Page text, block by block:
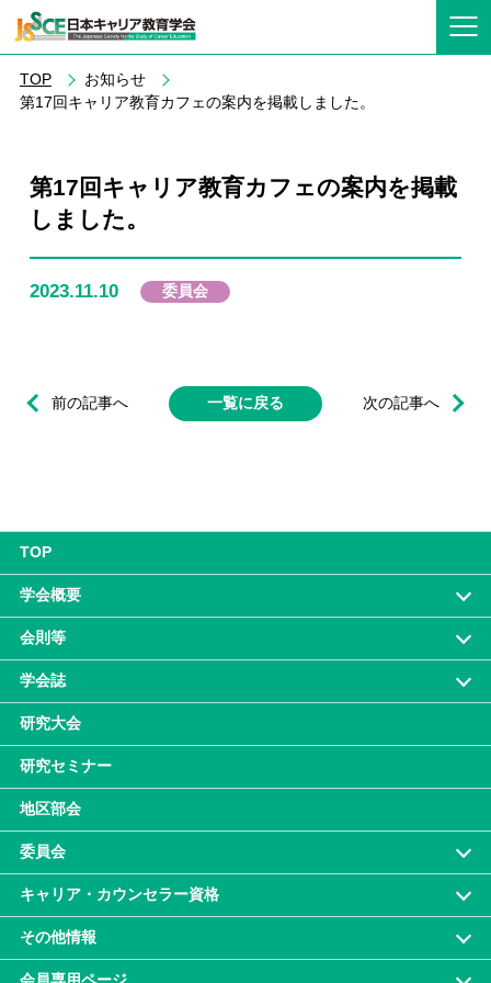
TOP
お知らせ
第17回キャリア教育カフェの案内を掲載しました。
第17回キャリア教育カフェの案内を掲載
しました。
2023.11.10 委員会
前の記事へ 次の記事へ
一覧に戻る
TOP
学会概要
会則等
学会誌
研究大会
研究セミナー
地区部会
委員会
キャリア・カウンセラー資格
その他情報
会員専⽤ページ